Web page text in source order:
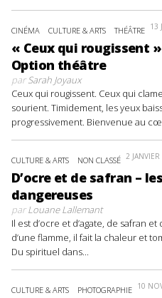
CINÉMA CULTURE & ARTS THÉÂTRE 13
« Ceux qui rougissent
Option théâtre
parSarah Joyaux
Ceux qui rougissent. Ceux qui
sourient. Timidement, les yeux
progressivement. Bienvenue au
CULTURE & ARTS NON CLASSÉ 2
D’ocre et de safran –
dangereuses
parLouane Lallemant
Il est d’ocre et d’agate, de safran
d’une flamme, il fait la chaleur et
Du spirituel dans...
CULTURE & ARTS PHOTOGRAPHIE 10